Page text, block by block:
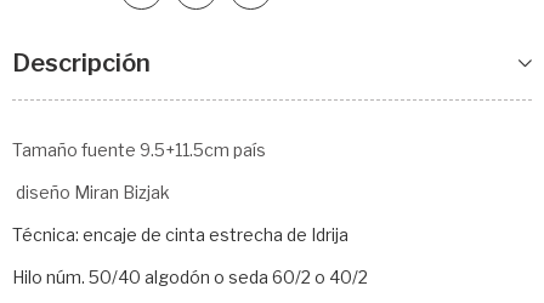
Descripción
Tamaño fuente 9.5+11.5cm país
diseño Miran Bizjak
Técnica: encaje de cinta estrecha de Idrija
Hilo núm. 50/40 algodón o seda 60/2 o 40/2